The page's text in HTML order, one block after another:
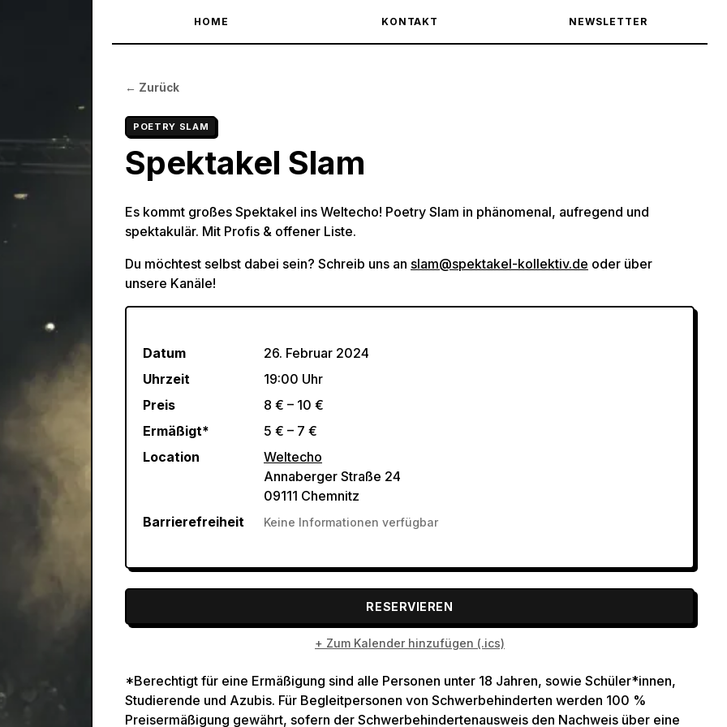
HOME KONTAKT NEWSLETTER
← Zurück
POETRY SLAM
Spektakel Slam
Es kommt großes Spektakel ins Weltecho! Poetry Slam in phänomenal, aufregend und
spektakulär. Mit Profis & offener Liste.
Du möchtest selbst dabei sein? Schreib uns an slam@spektakel-kollektiv.de oder über
unsere Kanäle!
Datum
26. Februar 2024
Uhrzeit
19:00 Uhr
Preis
8 € – 10 €
Ermäßigt*
5 € – 7 €
Location
Weltecho
Annaberger Straße 24
09111 Chemnitz
Barrierefreiheit
Keine Informationen verfügbar
RESERVIEREN
+ Zum Kalender hinzufügen (.ics)
*Berechtigt für eine Ermäßigung sind alle Personen unter 18 Jahren, sowie Schüler*innen,
Studierende und Azubis. Für Begleitpersonen von Schwerbehinderten werden 100 %
Preisermäßigung gewährt, sofern der Schwerbehindertenausweis den Nachweis über eine